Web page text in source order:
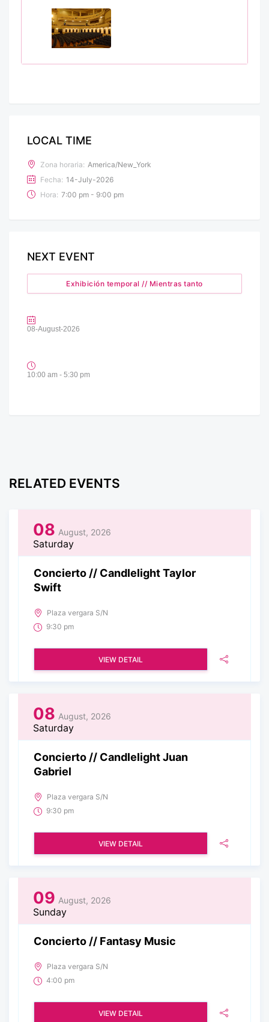
LOCAL TIME
Zona horaria: America/New_York
Fecha: 14-July-2026
Hora: 7:00 pm - 9:00 pm
NEXT EVENT
Exhibición temporal // Mientras tanto
08-August-2026
10:00 am - 5:30 pm
RELATED EVENTS
08 August, 2026
Saturday
Concierto // Candlelight Taylor
Swift
Plaza vergara S/N
9:30 pm
VIEW DETAIL
08 August, 2026
Saturday
Concierto // Candlelight Juan
Gabriel
Plaza vergara S/N
9:30 pm
VIEW DETAIL
09 August, 2026
Sunday
Concierto // Fantasy Music
Plaza vergara S/N
4:00 pm
VIEW DETAIL